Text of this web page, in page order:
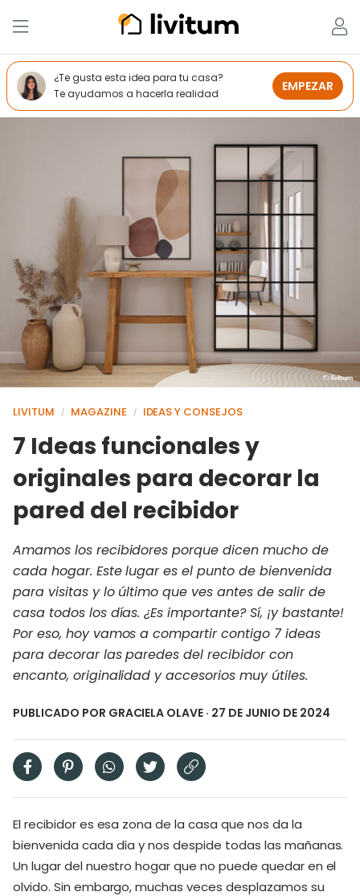
LIVITUM / MAGAZINE / IDEAS Y CONSEJOS
7 Ideas funcionales y
originales para decorar la
pared del recibidor
Amamos los recibidores porque dicen mucho de
cada hogar. Este lugar es el punto de bienvenida
para visitas y lo último que ves antes de salir de
casa todos los días. ¿Es importante? Sí, ¡y bastante!
Por eso, hoy vamos a compartir contigo 7 ideas
para decorar las paredes del recibidor con
encanto, originalidad y accesorios muy útiles.
PUBLICADO POR GRACIELA OLAVE · 27 DE JUNIO DE 2024
El recibidor es esa zona de la casa que nos da la
bienvenida cada día y nos despide todas las mañanas.
Un lugar del nuestro hogar que no puede quedar en el
olvido. Sin embargo, muchas veces desplazamos su
¿Te gusta esta idea para tu casa?
Te ayudamos a hacerla realidad
EMPEZAR